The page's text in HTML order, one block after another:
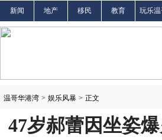
新闻 地产 移民 教育 玩乐
温哥华港湾 > 娱乐风暴 > 正文
47岁郝蕾因坐姿